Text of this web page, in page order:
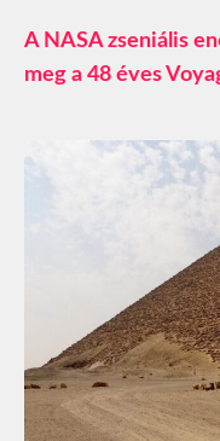
A NASA zseniális
meg a 48 éves